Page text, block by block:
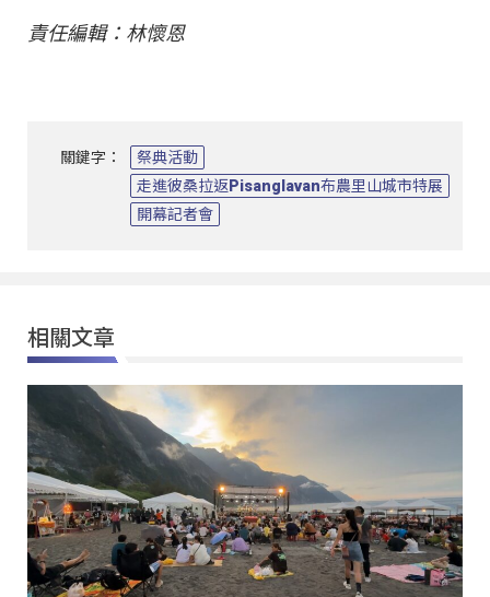
責任編輯：林懷恩
關鍵字：
祭典活動
走進彼桑拉返Pisanglavan布農里山城市特展
開幕記者會
相關文章